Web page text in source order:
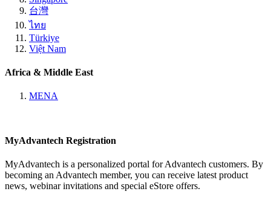
台灣
ไทย
Türkiye
Việt Nam
Africa & Middle East
MENA
MyAdvantech Registration
MyAdvantech is a personalized portal for Advantech customers. By
becoming an Advantech member, you can receive latest product
news, webinar invitations and special eStore offers.